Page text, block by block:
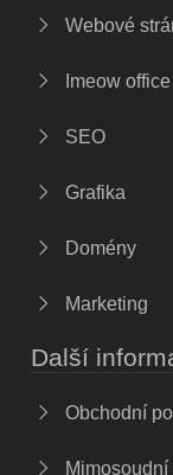
Webové
Imeow office
SEO
Grafika
Domény
Marketing
Další
Obchodní